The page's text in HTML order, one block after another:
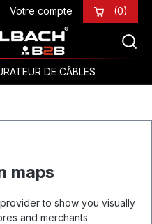
Votre compte (0)
DE CÂBLES
maps
to show you visually
and merchants.